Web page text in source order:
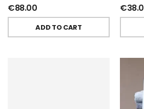
€88.00
ADD TO CART
€